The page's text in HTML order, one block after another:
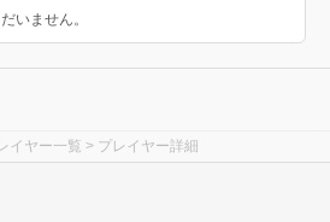
いません。
イヤー一覧 > プレイヤー詳細